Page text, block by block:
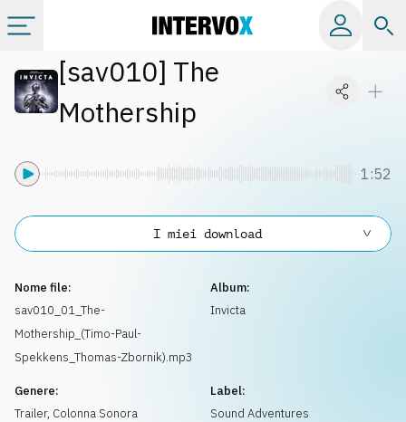
Categorie
Info
Richiedi musica
[sav010] The
Mothership
1:52
Nome file:
sav010_01_The-
Mothership_(Timo-Paul-
Spekkens_Thomas-Zbornik).mp3
Album:
Invicta
Genere:
Trailer, Colonna Sonora
Label:
Sound Adventures
I miei download